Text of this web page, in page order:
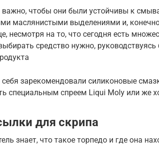
чтобы они были устойчивы к
маслянистыми выделениями и,
несмотря на то, что сегодня есть
средство нужно,
себя зарекомендовали силиконовые
специальным спреем Liqui Moly или же
для скрипа
знает, что такое торпедо и где она